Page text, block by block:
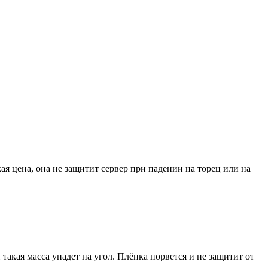
цена, она не защитит сервер при падении на торец или на
масса упадет на угол. Плёнка порвется и не защитит от